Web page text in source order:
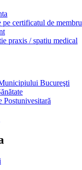
pe certificatul de membru
praxis / spatiu medical
Bucureşti
Postunivesitară